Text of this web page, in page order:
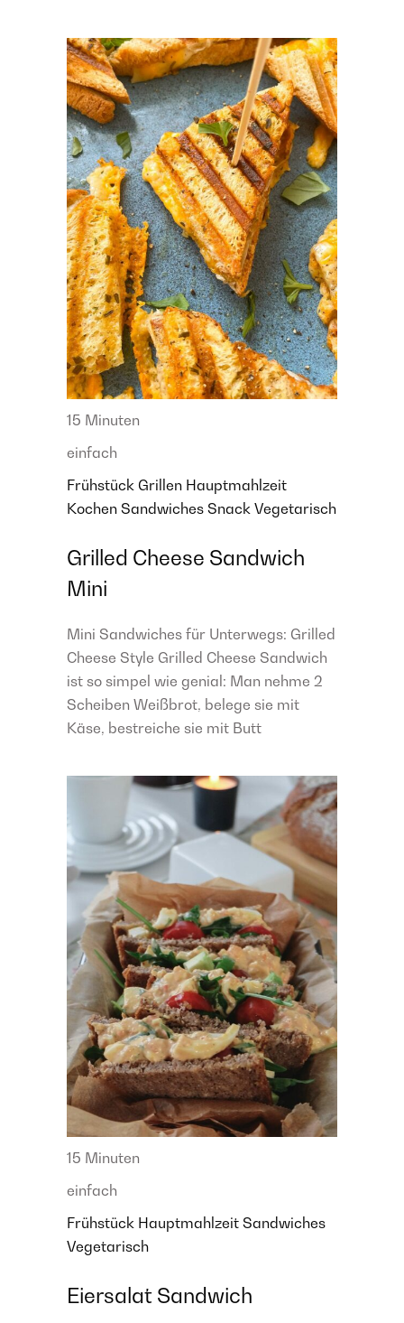
15 Minuten
einfach
Frühstück Grillen Hauptmahlzeit
Kochen Sandwiches Snack Vegetarisch
Grilled Cheese Sandwich
Mini
Mini Sandwiches für Unterwegs: Grilled
Cheese Style Grilled Cheese Sandwich
ist so simpel wie genial: Man nehme 2
Scheiben Weißbrot, belege sie mit
Käse, bestreiche sie mit Butt
15 Minuten
einfach
Frühstück Hauptmahlzeit Sandwiches
Vegetarisch
Eiersalat Sandwich